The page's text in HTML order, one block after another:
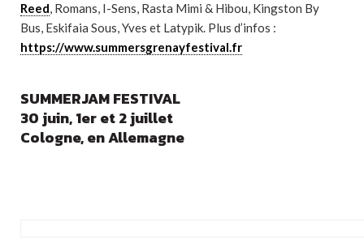
Reed, Romans, I-Sens, Rasta Mimi & Hibou, Kingston By
Bus, Eskifaia Sous, Yves et Latypik. Plus d’infos :
https://www.summersgrenayfestival.fr
SUMMERJAM FESTIVAL
30 juin, 1er et 2 juillet
Cologne, en Allemagne